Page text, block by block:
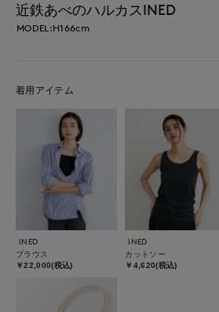
近鉄あべのハルカスINED
MODEL:H166cm
着用アイテム
INED
ブラウス
￥22,000(税込)
INED
カットソー
￥4,620(税込)